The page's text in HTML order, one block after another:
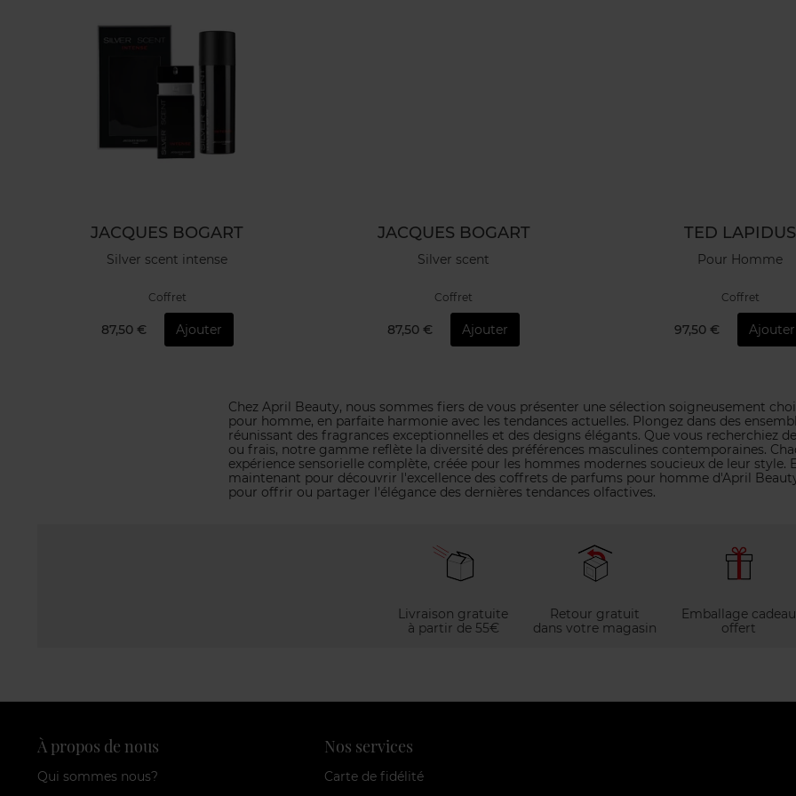
JACQUES BOGART
Silver scent intense
Coffret
87,50 € Ajouter
JACQUES BOGART
Silver scent
Coffret
87,50 € Ajouter
TED LAPIDUS
Pour Homme
Coffret
97,50 € Ajouter
Chez April Beauty, nous sommes fiers de vous présenter une sélection soigneusement
pour homme, en parfaite harmonie avec les tendances actuelles. Plongez dans des
réunissant des fragrances exceptionnelles et des designs élégants. Que vous recherchiez
ou frais, notre gamme reflète la diversité des préférences masculines contemporaines.
expérience sensorielle complète, créée pour les hommes modernes soucieux de leur style.
maintenant pour découvrir l'excellence des coffrets de parfums pour homme d'April
pour offrir ou partager l'élégance des dernières tendances olfactives.
Livraison gratuite
à partir de 55€
Retour gratuit
dans votre magasin
Emballage cadeau
offert
À propos de nous
Qui sommes nous?
Nos services
Carte de fidélité